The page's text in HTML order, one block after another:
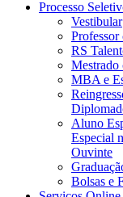
Processo
Vestibular
Professor
RS
Mestrado
MBA e
Aluno
Especial
Ouvinte
Bolsas e